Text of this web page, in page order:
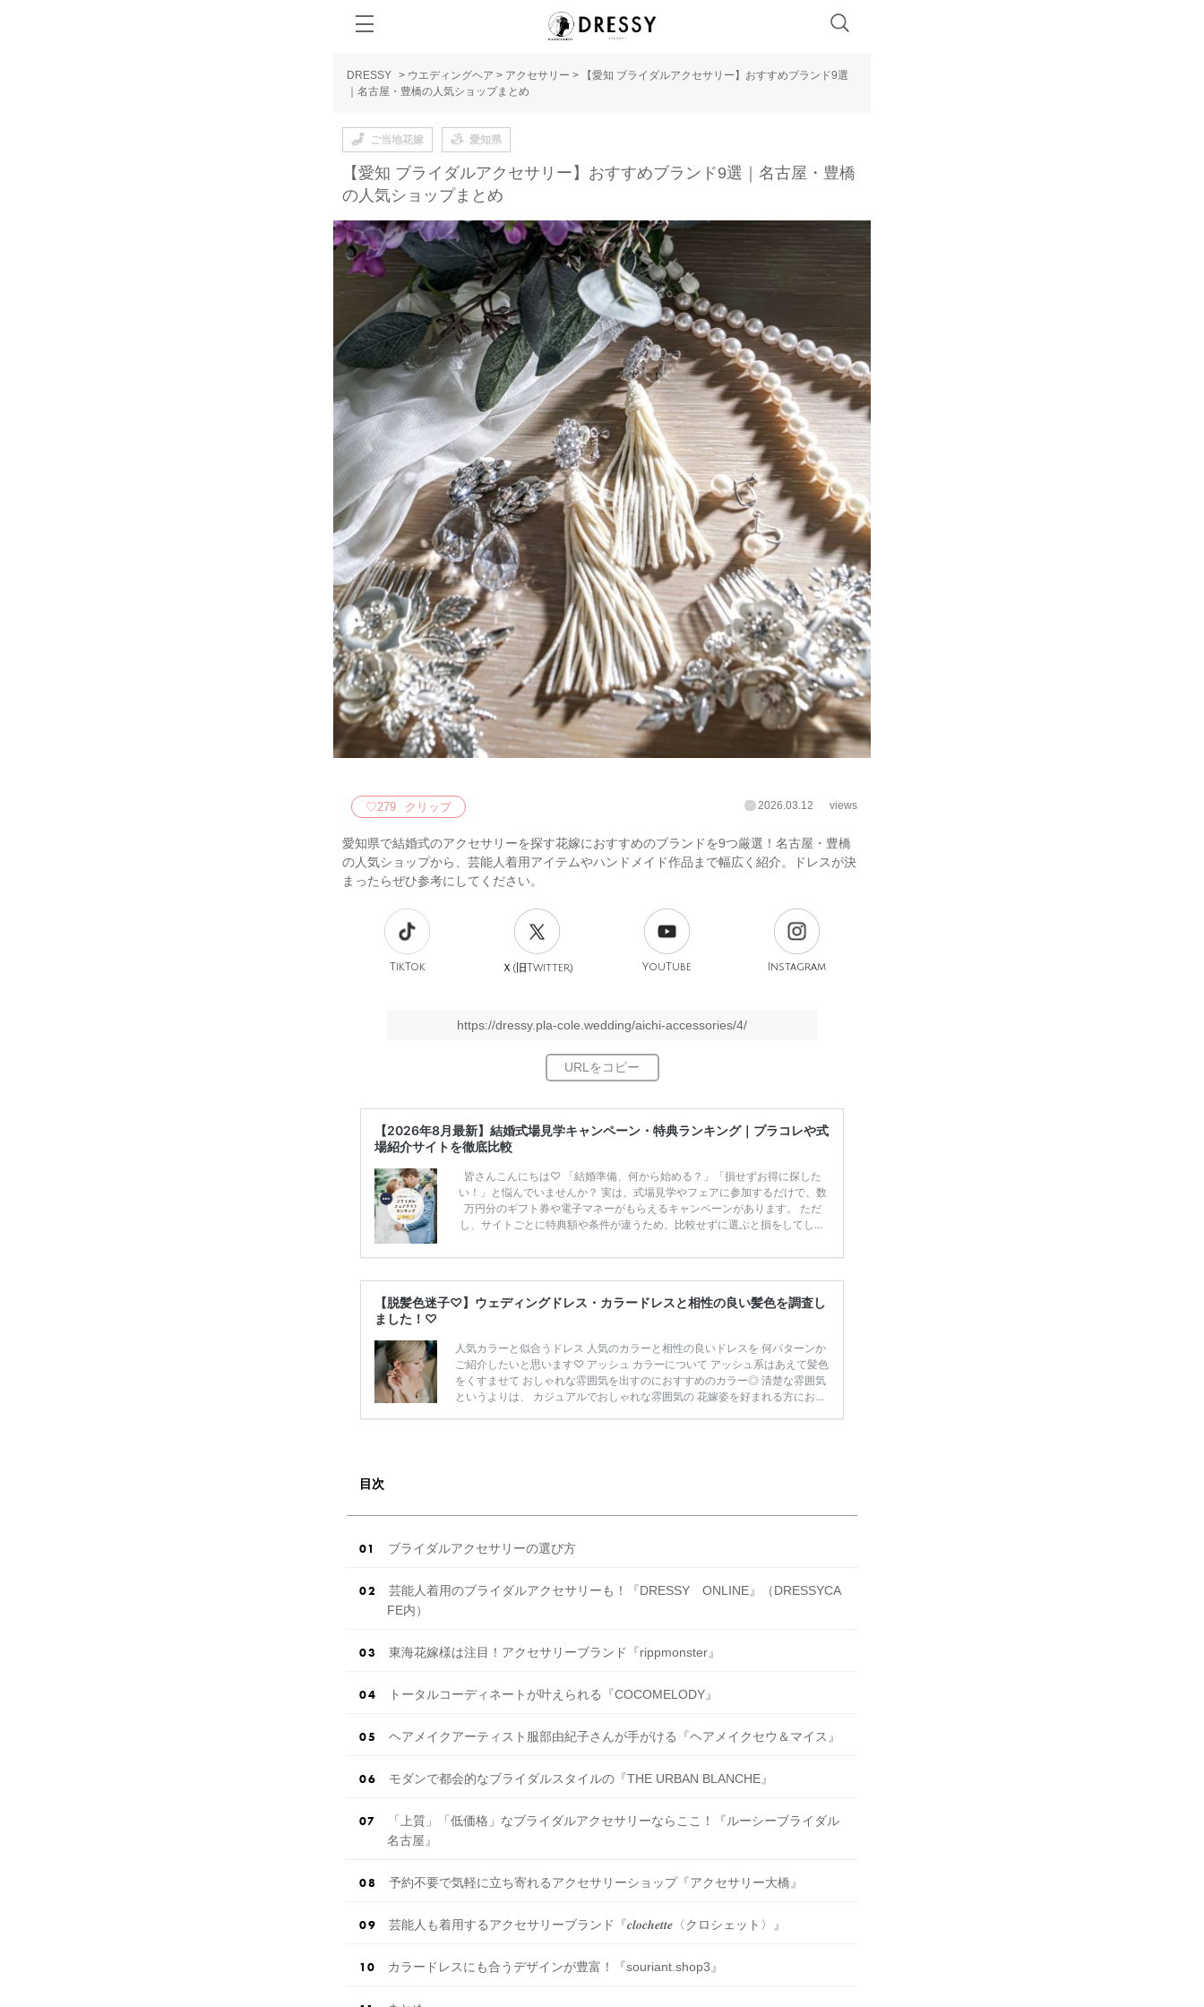
DRESSY > ウエディングヘア > アクセサリー >
【愛知 ブライダルアクセサリー】おすすめブランド9選
｜名古屋・豊橋の人気ショップまとめ
ご当地花嫁 愛知県
【愛知 ブライダルアクセサリー】おすすめブランド9選｜名古屋・豊橋
の人気ショップまとめ
♡279 クリップ 2026.03.12 views
愛知県で結婚式のアクセサリーを探す花嫁におすすめのブランドを9つ厳選！名古屋・豊橋
の人気ショップから、芸能人着用アイテムやハンドメイド作品まで幅広く紹介。ドレスが決
まったらぜひ参考にしてください。
TikTok Ｘ(旧Twitter) YouTube Instagram
https://dressy.pla-cole.wedding/aichi-accessories/4/
【2026年8月最新】結婚式場見学キャンペーン・特典ランキング｜プラコレや式
場紹介サイトを徹底比較
皆さんこんにちは♡ 「結婚準備、何から始める？」「損せずお得に探した
い！」と悩んでいませんか？ 実は、式場見学やフェアに参加するだけで、数
万円分のギフト券や電子マネーがもらえるキャンペーンがあります。 ただ
し、サイトごとに特典額や条件が違うため、比較せずに選ぶと損をしてしま
ンペーン特典ランキングを公開！ 比較サイト：プラコレ、ゼクシィ、ハナユ
補を絞れる「ウェディング診断」か、体験型 […]続きを読む
【脱髪色迷子♡】ウェディングドレス・カラードレスと相性の良い髪色を調査し
ました！♡
人気カラーと似合うドレス 人気のカラーと相性の良いドレスを 何パターンか
ご紹介したいと思います♡ アッシュ カラーについて アッシュ系はあえて髪色
をくすませて おしゃれな雰囲気を出すのにおすすめのカラー◎ 清楚な雰囲気
というよりは、 カジュアルでおしゃれな雰囲気の 花嫁姿を好まれる方におす
目次
ブライダルアクセサリーの選び方
芸能人着用のブライダルアクセサリーも！『DRESSY ONLINE』（DRESSYCA
FE内）
東海花嫁様は注目！アクセサリーブランド『rippmonster』
トータルコーディネートが叶えられる『COCOMELODY』
ヘアメイクアーティスト服部由紀子さんが手がける『ヘアメイクセウ＆マイス』
モダンで都会的なブライダルスタイルの『THE URBAN BLANCHE』
「上質」「低価格」なブライダルアクセサリーならここ！『ルーシーブライダル
名古屋』
予約不要で気軽に立ち寄れるアクセサリーショップ『アクセサリー大橋』
芸能人も着用するアクセサリーブランド『𝒄𝒍𝒐𝒄𝒉𝒆𝒕𝒕𝒆〈クロシェット〉』
カラードレスにも合うデザインが豊富！『souriant.shop3』